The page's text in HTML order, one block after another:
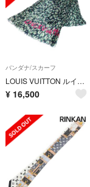
バンダナ/スカーフ
LOUIS VUITTON ルイヴィトン カレジェアン レオパード 大判スカーフ ネイビー/グリーン 40910
¥ 16,500